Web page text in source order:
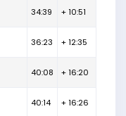
34:39 + 10:51
36:23 + 12:35
40:08 + 16:20
40:14 + 16:26